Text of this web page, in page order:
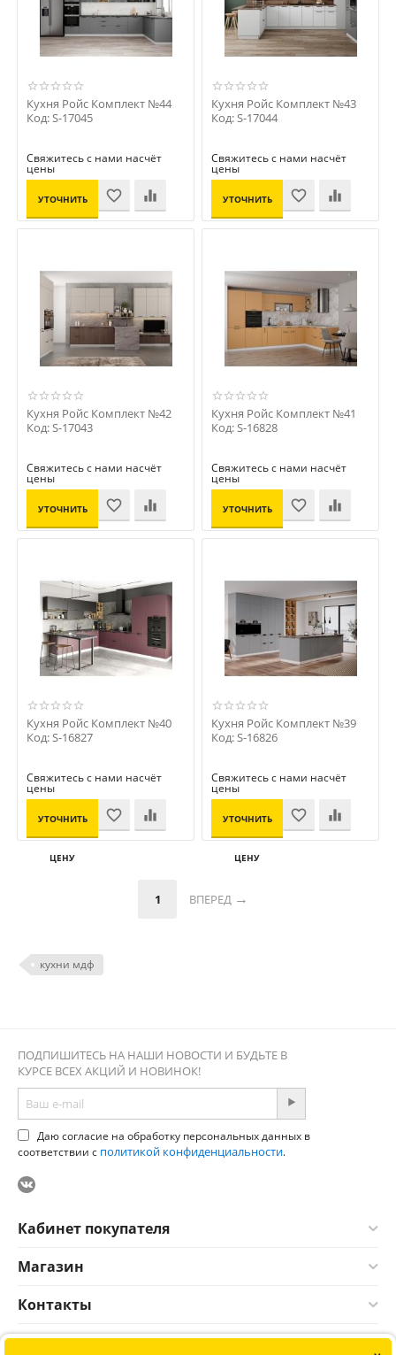
Кухня Ройс Комплект №44
Код: S-17045
Свяжитесь с нами насчёт
цены
УТОЧНИТЬ
Кухня Ройс Комплект №43
Код: S-17044
Свяжитесь с нами насчёт
цены
УТОЧНИТЬ
Кухня Ройс Комплект №42
Код: S-17043
Свяжитесь с нами насчёт
цены
УТОЧНИТЬ
Кухня Ройс Комплект №41
Код: S-16828
Свяжитесь с нами насчёт
цены
УТОЧНИТЬ
Кухня Ройс Комплект №40
Код: S-16827
Свяжитесь с нами насчёт
цены
УТОЧНИТЬ
ЦЕНУ
Кухня Ройс Комплект №39
Код: S-16826
Свяжитесь с нами насчёт
цены
УТОЧНИТЬ
ЦЕНУ
1 ВПЕРЕД
кухни мдф
ПОДПИШИТЕСЬ НА НАШИ НОВОСТИ И БУДЬТЕ В
КУРСЕ ВСЕХ АКЦИЙ И НОВИНОК!
Даю согласие на обработку персональных данных в
соответствии с политикой конфиденциальности.
Кабинет покупателя
Магазин
Контакты